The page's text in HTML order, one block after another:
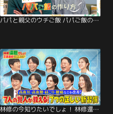
パパと親父のウチご飯 パパご飯の作り方 第2弾
林修の今知りたいでしょ！ 林修還暦でしょ！2週連続秋の健康総チェック3時間SP！7人の賢人が教える！7つの正しい新習慣（2025/10/02放送分）